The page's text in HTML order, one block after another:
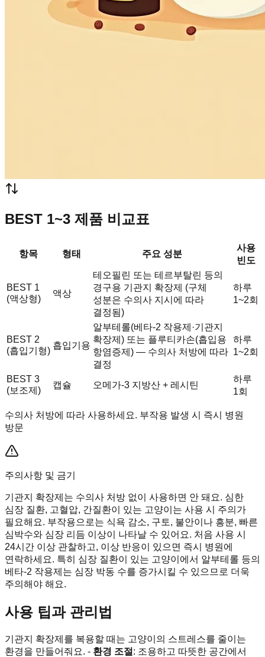
BEST 1~3 제품 비교표
항목 형태 주요 성분
사용
빈도
BEST 1
(액상형)
액상
테오필린 또는 테르부탈린 등의
경구용 기관지 확장제 (구체
성분은 수의사 지시에 따라
결정됨)
하루
1~2회
BEST 2
(흡입기형)
흡입기용
알부테롤(베타-2 작용제·기관지
확장제) 또는 플루티카손(흡입용
항염증제) — 수의사 처방에 따라
결정
하루
1~2회
BEST 3
(보조제)
캡슐 오메가-3 지방산 + 레시틴
하루
1회
수의사 처방에 따라 사용하세요. 부작용 발생 시 즉시 병원
방문
주의사항 및 금기
기관지 확장제는 수의사 처방 없이 사용하면 안 돼요. 심한
심장 질환, 고혈압, 간질환이 있는 고양이는 사용 시 주의가
필요해요. 부작용으로는 식욕 감소, 구토, 불안이나 흥분, 빠른
심박수와 심장 리듬 이상이 나타날 수 있어요. 처음 사용 시
24시간 이상 관찰하고, 이상 반응이 있으면 즉시 병원에
연락하세요. 특히 심장 질환이 있는 고양이에서 알부테롤 등의
베타-2 작용제는 심장 박동 수를 증가시킬 수 있으므로 더욱
주의해야 해요.
사용 팁과 관리법
기관지 확장제를 복용할 때는 고양이의 스트레스를 줄이는
환경을 만들어줘요. - 환경 조절 : 조용하고 따뜻한 공간에서